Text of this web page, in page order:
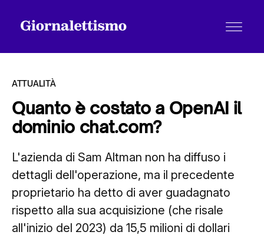
Tutti gli articoli
Chi siamo
Contatti
ATTUALITÀ
Quanto è costato a OpenAI il
dominio chat.com?
L'azienda di Sam Altman non ha diffuso i
dettagli dell'operazione, ma il precedente
proprietario ha detto di aver guadagnato
rispetto alla sua acquisizione (che risale
all'inizio del 2023) da 15,5 milioni di dollari